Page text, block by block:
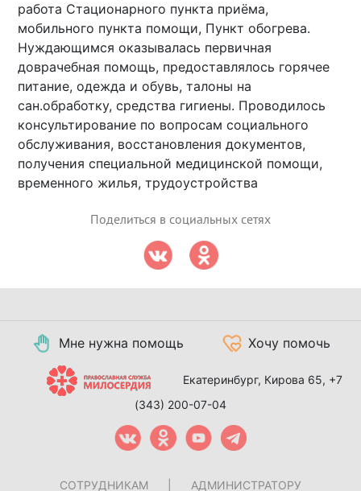
работа Стационарного пункта приёма,
мобильного пункта помощи, Пункт обогрева.
Нуждающимся оказывалась первичная
доврачебная помощь, предоставлялось горячее
питание, одежда и обувь, талоны на
сан.обработку, средства гигиены. Проводилось
консультирование по вопросам социального
обслуживания, восстановления документов,
получения специальной медицинской помощи,
временного жилья, трудоустройства
Поделиться в социальных сетях
Мне нужна помощь Хочу помочь
Екатеринбург, Кирова 65, +7
(343) 200-07-04
СОТРУДНИКАМ АДМИНИСТРАТОРУ